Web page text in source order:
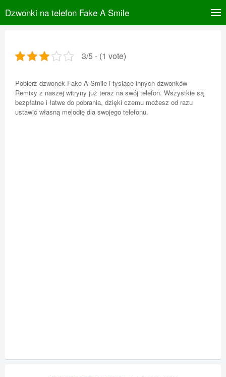
Dzwonki na telefon Fake A Smile
3/5 - (1 vote)
Pobierz dzwonek Fake A Smile i tysiące innych dzwonków
Remixy z naszej witryny już teraz na swój telefon. Wszystkie są
bezpłatne i łatwe do pobrania, dzięki czemu możesz od razu
ustawić własną melodię dla swojego telefonu.